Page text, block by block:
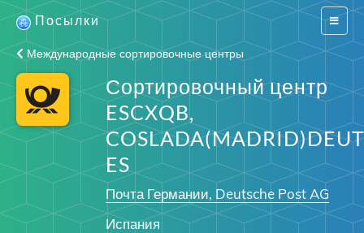
Switch
Посылки
Международные сортировочные центры
Сортировочный центр
ESCXQB,
ES
Почта Германии, Deutsche Post AG
Испания